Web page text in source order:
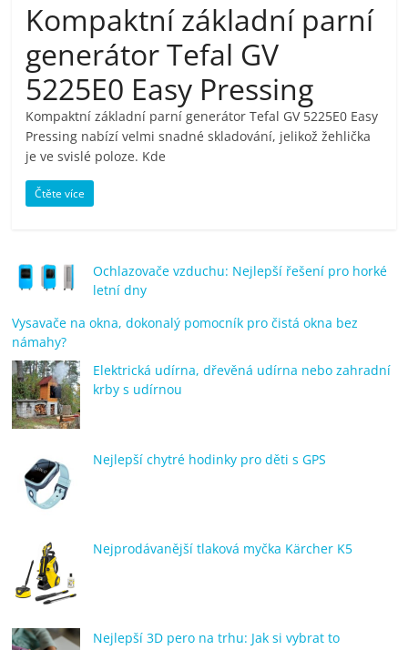
pračky,
televize,
notebooky,
mobilní
kávovary,
bazény
Nejlepší
elektronika
porovnání
OK,
recenze,
pračky,
notebooky,
mobilní
telefony,
bazény
Kompaktní základní parní
generátor Tefal GV
5225E0 Easy Pressing
Kompaktní základní parní generátor Tefal GV 5225E0 Easy
Pressing nabízí velmi snadné skladování, jelikož žehlička
je ve svislé poloze. Kde
Čtěte více
Ochlazovače vzduchu: Nejlepší řešení pro horké
letní dny
Vysavače na okna, dokonalý pomocník pro čistá okna bez
námahy?
Elektrická udírna, dřevěná udírna nebo zahradní
krby s udírnou
Nejlepší chytré hodinky pro děti s GPS
Nejprodávanější tlaková myčka Kärcher K5
Nejlepší 3D pero na trhu: Jak si vybrat to